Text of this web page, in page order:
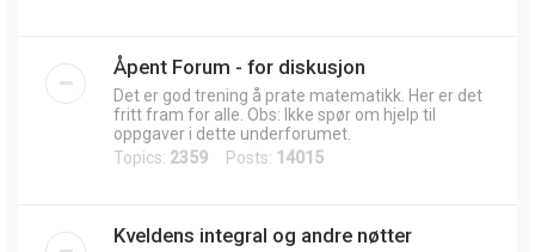
Åpent Forum - for diskusjon
Det er god trening å prate matematikk. Her er det
fritt fram for alle. Obs: Ikke spør om hjelp til
oppgaver i dette underforumet.
Topics: 2359 Posts: 14015
Kveldens integral og andre nøtter